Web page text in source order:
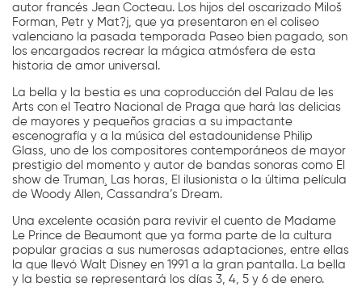
autor francés Jean Cocteau. Los hijos del oscarizado Miloš
Forman, Petr y Mat?j, que ya presentaron en el coliseo
valenciano la pasada temporada Paseo bien pagado, son
los encargados recrear la mágica atmósfera de esta
historia de amor universal.
La bella y la bestia es una coproducción del Palau de les
Arts con el Teatro Nacional de Praga que hará las delicias
de mayores y pequeños gracias a su impactante
escenografía y a la música del estadounidense Philip
Glass, uno de los compositores contemporáneos de mayor
prestigio del momento y autor de bandas sonoras como El
show de Truman¸ Las horas, El ilusionista o la última película
de Woody Allen, Cassandra’s Dream.
Una excelente ocasión para revivir el cuento de Madame
Le Prince de Beaumont que ya forma parte de la cultura
popular gracias a sus numerosas adaptaciones, entre ellas
la que llevó Walt Disney en 1991 a la gran pantalla. La bella
y la bestia se representará los días 3, 4, 5 y 6 de enero.